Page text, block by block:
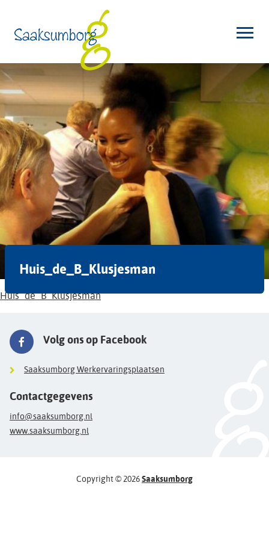
Huis_de_B_Klusjesman
Huis_de_B_Klusjesman
Volg ons op Facebook
Saaksumborg Werkervaringsplaatsen
Contactgegevens
info@saaksumborg.nl
www.saaksumborg.nl
Copyright © 2026Saaksumborg